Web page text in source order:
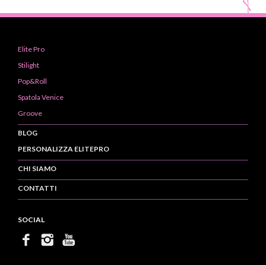
Elite Pro
Stilight
Pop&Roll
Spatola Venice
Groove
BLOG
PERSONALIZZA ELITEPRO
CHI SIAMO
CONTATTI
SOCIAL